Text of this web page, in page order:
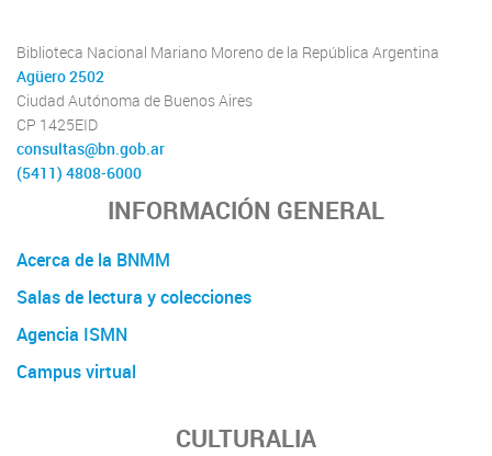
Biblioteca Nacional Mariano Moreno de la República Argentina
Agüero 2502
Ciudad Autónoma de Buenos Aires
CP 1425EID
consultas@bn.gob.ar
(5411) 4808-6000
INFORMACIÓN GENERAL
Acerca de la BNMM
Salas de lectura y colecciones
Agencia ISMN
Campus virtual
CULTURALIA